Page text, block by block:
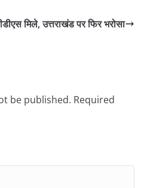
मिले, उत्तराखंड पर फिर भरोसा
be published. Required